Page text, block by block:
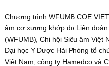
Chương trình WFUMB COE
âm cơ xương khớp do Liên
(WFUMB), Chi hội Siêu âm Việt
Đại học Y Dược Hải Phòng tổ
Việt Nam, công ty Hamedco và